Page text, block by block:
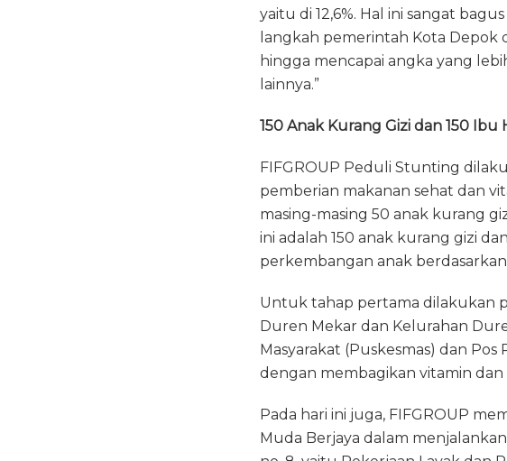
yaitu di 12,6%. Hal ini sangat
langkah pemerintah Kota
hingga mencapai angka yang
lainnya.”
150 Anak Kurang Gizi dan 150 Ibu
FIFGROUP Peduli Stunting
pemberian makanan sehat dan
masing-masing 50 anak kurang
ini adalah 150 anak kurang gizi
perkembangan anak
Untuk tahap pertama dilakukan
Duren Mekar dan Kelurahan
Masyarakat (Puskesmas) dan
dengan membagikan vitamin dan
Pada hari ini juga, FIFGROUP
Muda Berjaya dalam